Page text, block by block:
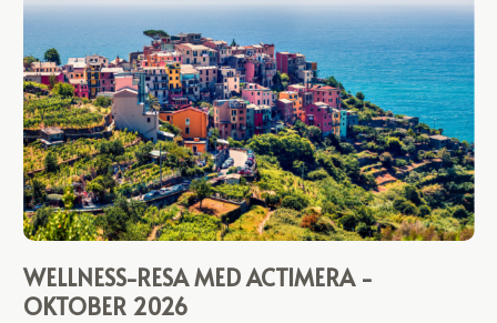
WELLNESS-RESA MED ACTIMERA -
OKTOBER 2026